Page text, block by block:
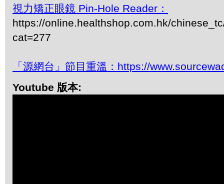
視力矯正眼鏡 Pin-Hole Reader：
https://online.healthshop.com.hk/
cat=277
「源網台」節目重溫：https://
Youtube 版本: